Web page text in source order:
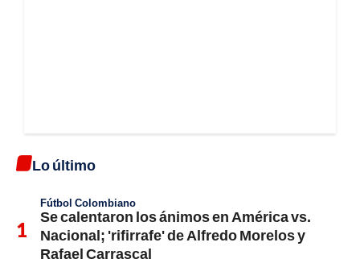
Lo último
Fútbol Colombiano
Se calentaron los ánimos en América vs.
Nacional; 'rifirrafe' de Alfredo Morelos y
Rafael Carrascal